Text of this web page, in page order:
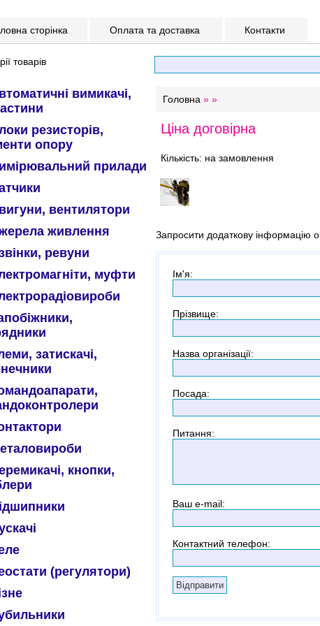
сторінка Оплата та доставка Контакти
товарів
вимикачі,
резисторів,
опору
прилади
вентилятори
живлення
ревуни
муфти
затискачі,
кнопки,
(регулятори)
Головна » »
Ціна договірна
Кількість: на замовлення
Запросити додаткову інформацію о
Ім'я:
Прізвище:
Назва організації:
Посада:
Питання:
Ваш e-mail:
Контактний телефон: